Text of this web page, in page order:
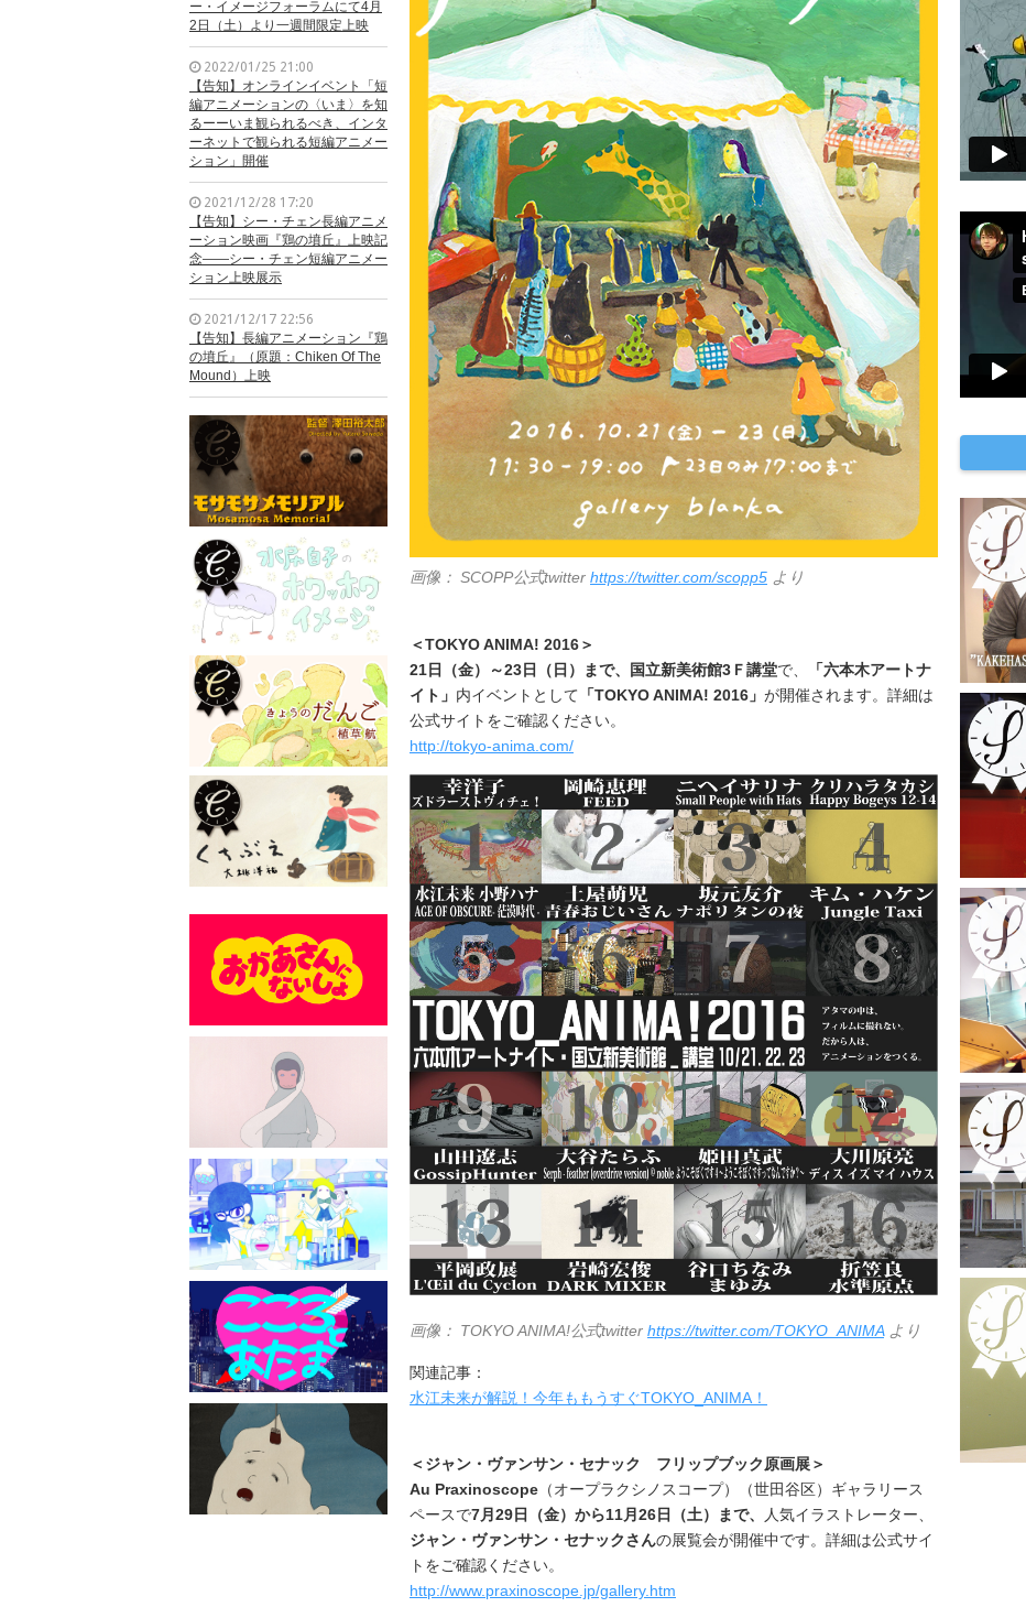
ー・イメージフォーラムにて4月
2日（土）より一週間限定上映
2022/01/25 21:00
【告知】オンラインイベント「短
編アニメーションの〈いま〉を知
るーーいま観られるべき、インタ
ーネットで観られる短編アニメー
ション」開催
2021/12/28 17:20
【告知】シー・チェン長編アニメ
ーション映画『鶏の墳丘』上映記
念——シー・チェン短編アニメー
ション上映展示
2021/12/17 22:56
【告知】長編アニメーション『鶏
の墳丘』（原題：Chiken Of The
Mound）上映
画像： SCOPP公式twitter https://twitter.com/scopp5 より
＜TOKYO ANIMA! 2016＞
21日（金）～23日（日）まで、 国立新美術館3Ｆ講堂で、 「六本木アートナ
イト」 内イベントとして 「TOKYO ANIMA! 2016 」 が開催されます。 詳細は
公式サイトをご確認ください。
http://tokyo-anima.com/
画像： TOKYO ANIMA!公式twitter https://twitter.com/TOKYO_ANIMAより
関連記事：
水江未来が解説！今年ももうすぐTOKYO_ANIMA！
＜ジャン・ヴァンサン・セナック フリップブック原画展＞
Au Praxinoscope （オープラクシノスコープ）（世田谷区）ギャラリース
ペースで7月29日（金）から11月26日（土）まで、
人気イラストレーター、
ジャン・ヴァンサン・セナックさんの展覧会が開催中です。詳細は公式サイ
トをご確認ください。
http://www.praxinoscope.jp/gallery.htm